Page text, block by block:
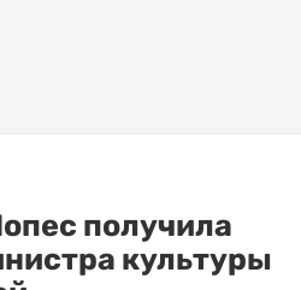
получила
культуры